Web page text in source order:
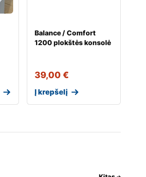
Balance / Comfort
1200 plokštės konsolė
39,00 €
Į krepšelį